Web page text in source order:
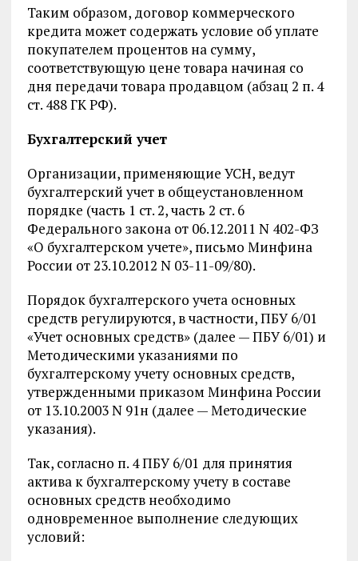
Таким образом, договор коммерческого
кредита может содержать условие об уплате
покупателем процентов на сумму,
соответствующую цене товара начиная со
дня передачи товара продавцом (абзац 2 п. 4
ст. 488 ГК РФ).
Бухгалтерский учет
Организации, применяющие УСН, ведут
бухгалтерский учет в общеустановленном
порядке (часть 1 ст. 2, часть 2 ст. 6
Федерального закона от 06.12.2011 N 402-ФЗ
«О бухгалтерском учете», письмо Минфина
России от 23.10.2012 N 03-11-09/80).
Порядок бухгалтерского учета основных
средств регулируются, в частности, ПБУ 6/01
«Учет основных средств» (далее — ПБУ 6/01) и
Методическими указаниями по
бухгалтерскому учету основных средств,
утвержденными приказом Минфина России
от 13.10.2003 N 91н (далее — Методические
указания).
Так, согласно п. 4 ПБУ 6/01 для принятия
актива к бухгалтерскому учету в составе
основных средств необходимо
одновременное выполнение следующих
условий: